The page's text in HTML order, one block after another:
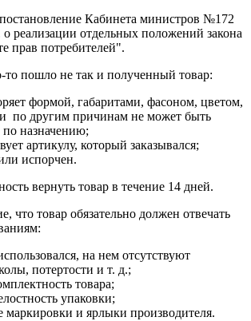
Кабинета министров №172
о реализации отдельных положений закона
прав потребителей".
то пошло не так и полученный товар:
формой, габаритами, фасоном, цветом,
по другим причинам не может быть
по назначению;
артикулу, который заказывался;
испорчен.
вернуть товар в течение 14 дней.
что товар обязательно должен отвечать
на нем отсутствуют
потертости и т. д.;
товара;
упаковки;
маркировки и ярлыки производителя.